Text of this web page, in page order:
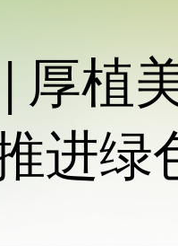
厚植
进绿